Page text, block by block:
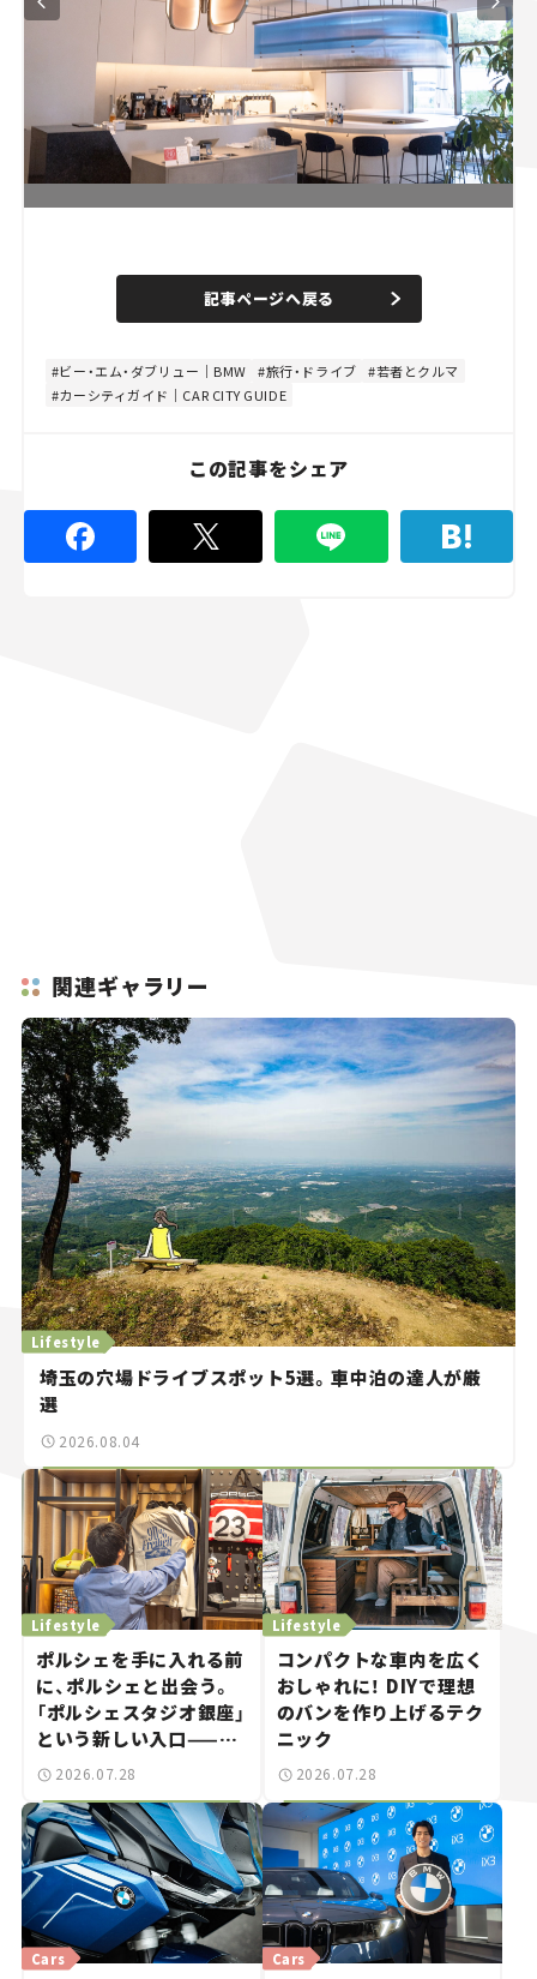
n
e
d
4
記事ページへ戻る
ビー・エム・ダブリュー｜BMW 旅行・ドライブ
若者とクルマ
カーシティガイド｜CAR CITY GUIDE
この記事をシェア
関連ギャラリー
Lifestyle
埼玉の穴場ドライブスポット5選。車中泊の達人が厳
選
2026.08.04
Lifestyle
ポルシェを手に入れる前
に、ポルシェと出会う。
「ポルシェスタジオ銀座」
という新しい入口——連
載｜CCGとクルマでどう
2026.07.28
Lifestyle
コンパクトな車内を広く
おしゃれに！ DIYで理想
のバンを作り上げるテク
ニック
2026.07.28
Cars Cars